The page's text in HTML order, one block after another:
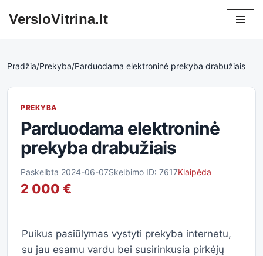
VersloVitrina.lt
Pradžia/Prekyba/Parduodama elektroninė prekyba drabužiais
PREKYBA
Parduodama elektroninė
prekyba drabužiais
Paskelbta 2024-06-07Skelbimo ID: 7617Klaipėda
2 000 €
Puikus pasiūlymas vystyti prekyba internetu,
su jau esamu vardu bei susirinkusia pirkėjų